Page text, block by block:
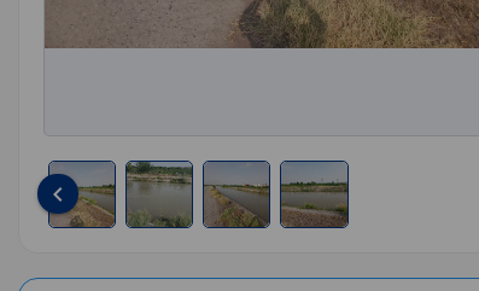
keyboard_arrow_left